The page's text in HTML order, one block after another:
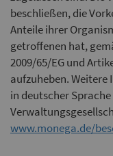
beschließen, die
Anteile ihrer
getroffenen hat,
2009/65/EG und
aufzuheben.
in deutscher
www.monega.de/